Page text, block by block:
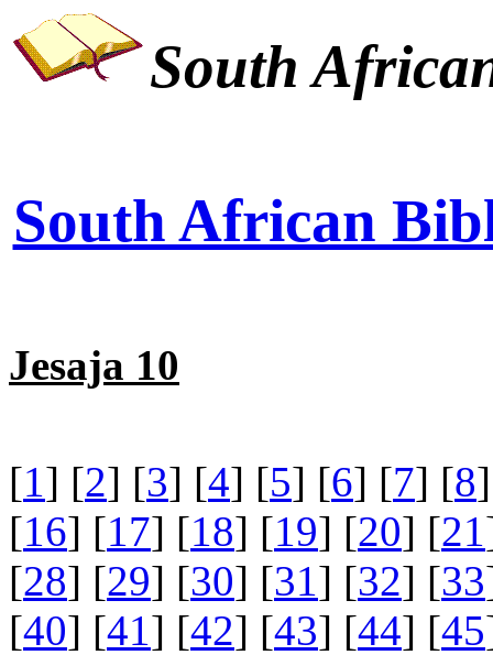
South
South African
Jesaja 10
[1] [2] [3] [4] [5] [6] [7] [8
[16] [17] [18] [19] [20] [21
[28] [29] [30] [31] [32] [33
[40] [41] [42] [43] [44] [45